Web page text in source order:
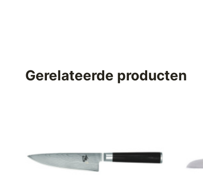
Gerelateerde producten